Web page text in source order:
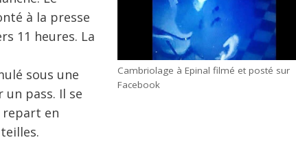
Cambriolage à Epinal filmé et posté sur
Facebook
à la presse
11 heures. La
sous une
pass. Il se
repart en